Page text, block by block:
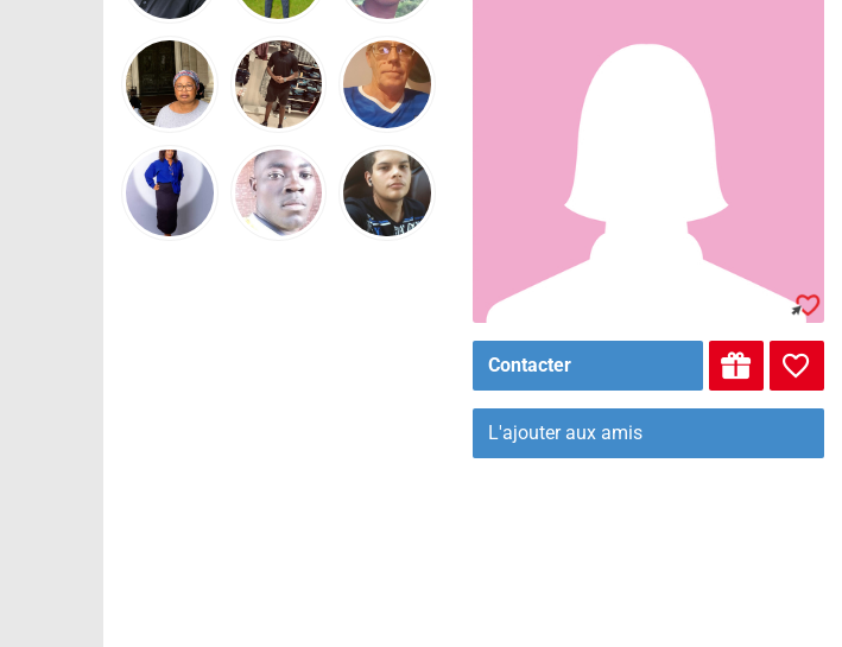
Contacter
L'ajouter aux amis